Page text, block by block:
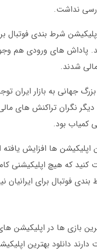
نداشت.
شرط بندی فوتبال
شدند.
جهانی به بازار ایران
دیگر نگران تراکنش های
کمیاب بود.
اپلیکیشن ها افزایش
که هیچ اپلیکیشنی
بندی فوتبال برای
دانلود بهترین